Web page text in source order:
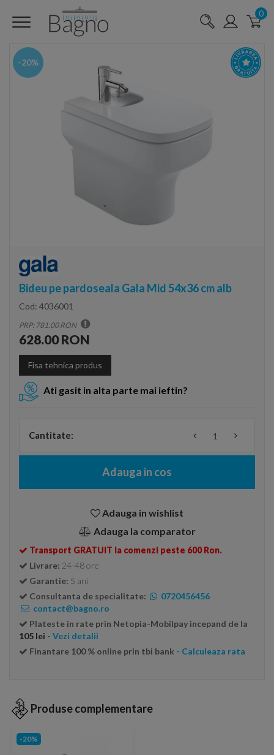
0
-20%
Bideu pe pardoseala Gala Mid 54x36 cm alb
Cod: 4036001
PRP: 781.00 RON
628.00 RON
Fisa tehnica produs
Ati gasit in alta parte mai ieftin?
Cantitate:
Adauga in cos
Adauga in wishlist
Adauga la comparator
Transport GRATUIT la comenzi peste 600 Ron.
Livrare: 24-48 ore
Garantie: 5 ani
Consultanta de specialitate:
0720456456
contact@bagno.ro
Plateste in rate prin Netopia-Mobilpay incepand de la
105 lei - Vezi detalii
Finantare 100 % online prin tbi bank - Calculeaza rata
Produse complementare
-20%